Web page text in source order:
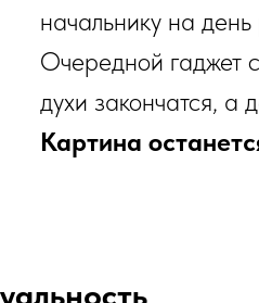
начальнику на
Очередной гаджет
духи закончатся, а
Картина